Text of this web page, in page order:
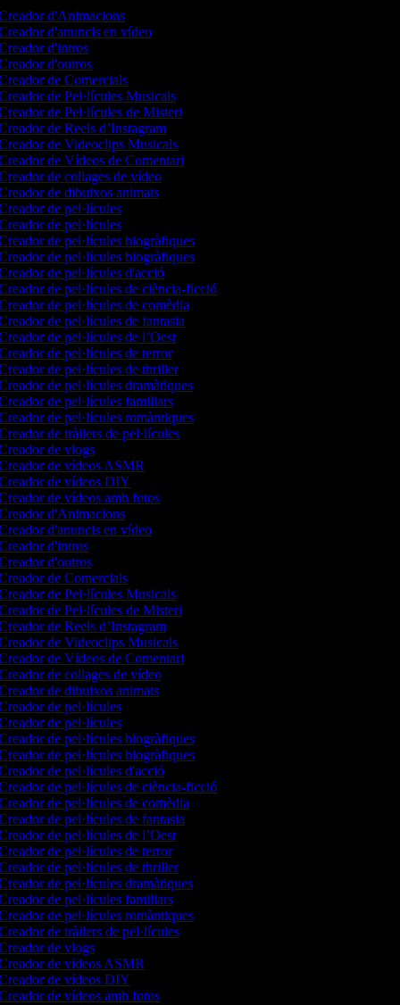
d'Animacions
d'anuncis en vídeo
d'intros
d'outros
de Comercials
de Pel·lícules Musicals
de Pel·lícules de Misteri
de Reels d’Instagram
de Videoclips Musicals
de Vídeos de Comentari
de collages de vídeo
de dibuixos animats
de pel·lícules
de pel·lícules
de pel·lícules biogràfiques
de pel·lícules biogràfiques
de pel·lícules d'acció
de pel·lícules de ciència-ficció
de pel·lícules de comèdia
de pel·lícules de fantasia
de pel·lícules de l’Oest
de pel·lícules de terror
de pel·lícules de thriller
de pel·lícules dramàtiques
de pel·lícules familiars
de pel·lícules romàntiques
de tràilers de pel·lícules
de vlogs
de vídeos ASMR
de vídeos DIY
de vídeos amb fotos
d'Animacions
d'anuncis en vídeo
d'intros
d'outros
de Comercials
de Pel·lícules Musicals
de Pel·lícules de Misteri
de Reels d’Instagram
de Videoclips Musicals
de Vídeos de Comentari
de collages de vídeo
de dibuixos animats
de pel·lícules
de pel·lícules
de pel·lícules biogràfiques
de pel·lícules biogràfiques
de pel·lícules d'acció
de pel·lícules de ciència-ficció
de pel·lícules de comèdia
de pel·lícules de fantasia
de pel·lícules de l’Oest
de pel·lícules de terror
de pel·lícules de thriller
de pel·lícules dramàtiques
de pel·lícules familiars
de pel·lícules romàntiques
de tràilers de pel·lícules
de vlogs
de vídeos ASMR
de vídeos DIY
de vídeos amb fotos